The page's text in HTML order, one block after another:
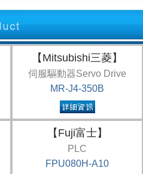
【Mitsubishi三菱】
伺服驅動器Servo Drive
MR-J4-350B
【Fuji富士】
PLC
FPU080H-A10